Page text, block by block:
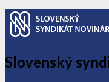
Slovenský